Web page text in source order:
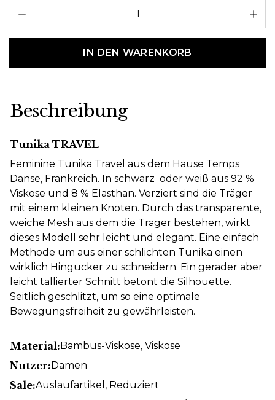
IN DEN WARENKORB
Beschreibung
Tunika TRAVEL
Feminine Tunika Travel aus dem Hause Temps
Danse, Frankreich. In schwarz oder weiß aus 92 %
Viskose und 8 % Elasthan. Verziert sind die Träger
mit einem kleinen Knoten. Durch das transparente,
weiche Mesh aus dem die Träger bestehen, wirkt
dieses Modell sehr leicht und elegant. Eine einfach
Methode um aus einer schlichten Tunika einen
wirklich Hingucker zu schneidern. Ein gerader aber
leicht tallierter Schnitt betont die Silhouette.
Seitlich geschlitzt, um so eine optimale
Bewegungsfreiheit zu gewährleisten.
Material:Bambus-Viskose, Viskose
Nutzer:Damen
Sale:Auslaufartikel , Reduziert